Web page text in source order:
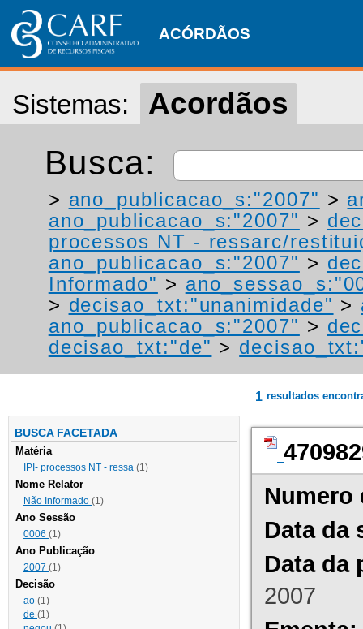
ACÓRDÃOS
Sistemas: Acordãos
Busca:
> ano_publicacao_s:"2007" >
ano_publicacao_s:"2007" >
processos NT - ressarc/
ano_publicacao_s:"2007" >
Informado" >
> decisao_txt:"unanimidade" >
ano_publicacao_s:"2007" >
decisao_txt:"de" >
BUSCA FACETADA
Matéria
IPI- processos NT - ressa (1)
Nome Relator
Não Informado (1)
Ano Sessão
0006 (1)
Ano Publicação
2007 (1)
Decisão
ao (1)
de (1)
1 resultados
Numero
Data da
Data da
2007